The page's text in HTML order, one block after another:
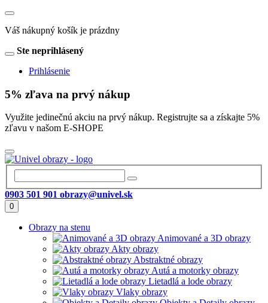
Váš nákupný košík je prázdny
Ste neprihlásený
Prihlásenie
5% zľava na prvý nákup
Využite jedinečnú akciu na prvý nákup. Registrujte sa a získajte 5%
zľavu v našom E-SHOPE
0903 501 901 obrazy@univel.sk
0
Obrazy na stenu
Animované a 3D obrazy
Akty obrazy
Abstraktné obrazy
Autá a motorky obrazy
Lietadlá a lode obrazy
Vlaky obrazy